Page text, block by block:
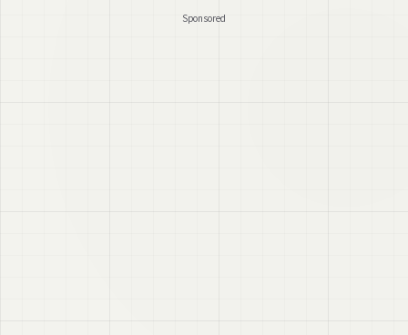
Sponsored